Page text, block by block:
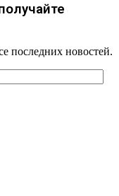
последних новостей.